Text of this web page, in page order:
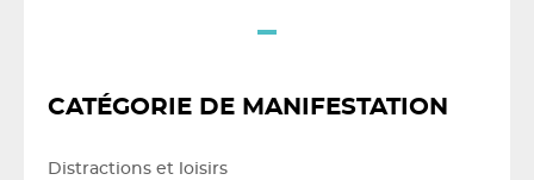
CATÉGORIE DE MANIFESTATION
Distractions et loisirs